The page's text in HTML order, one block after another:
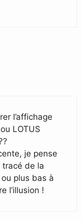
l’affichage
LOTUS
je pense
tracé de la
plus bas à
l’illusion !